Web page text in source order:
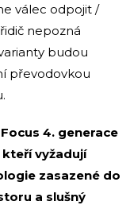
válec odpojit /
nepozná
budou
převodovkou
4. generace
vyžadují
zasazené do
a slušný